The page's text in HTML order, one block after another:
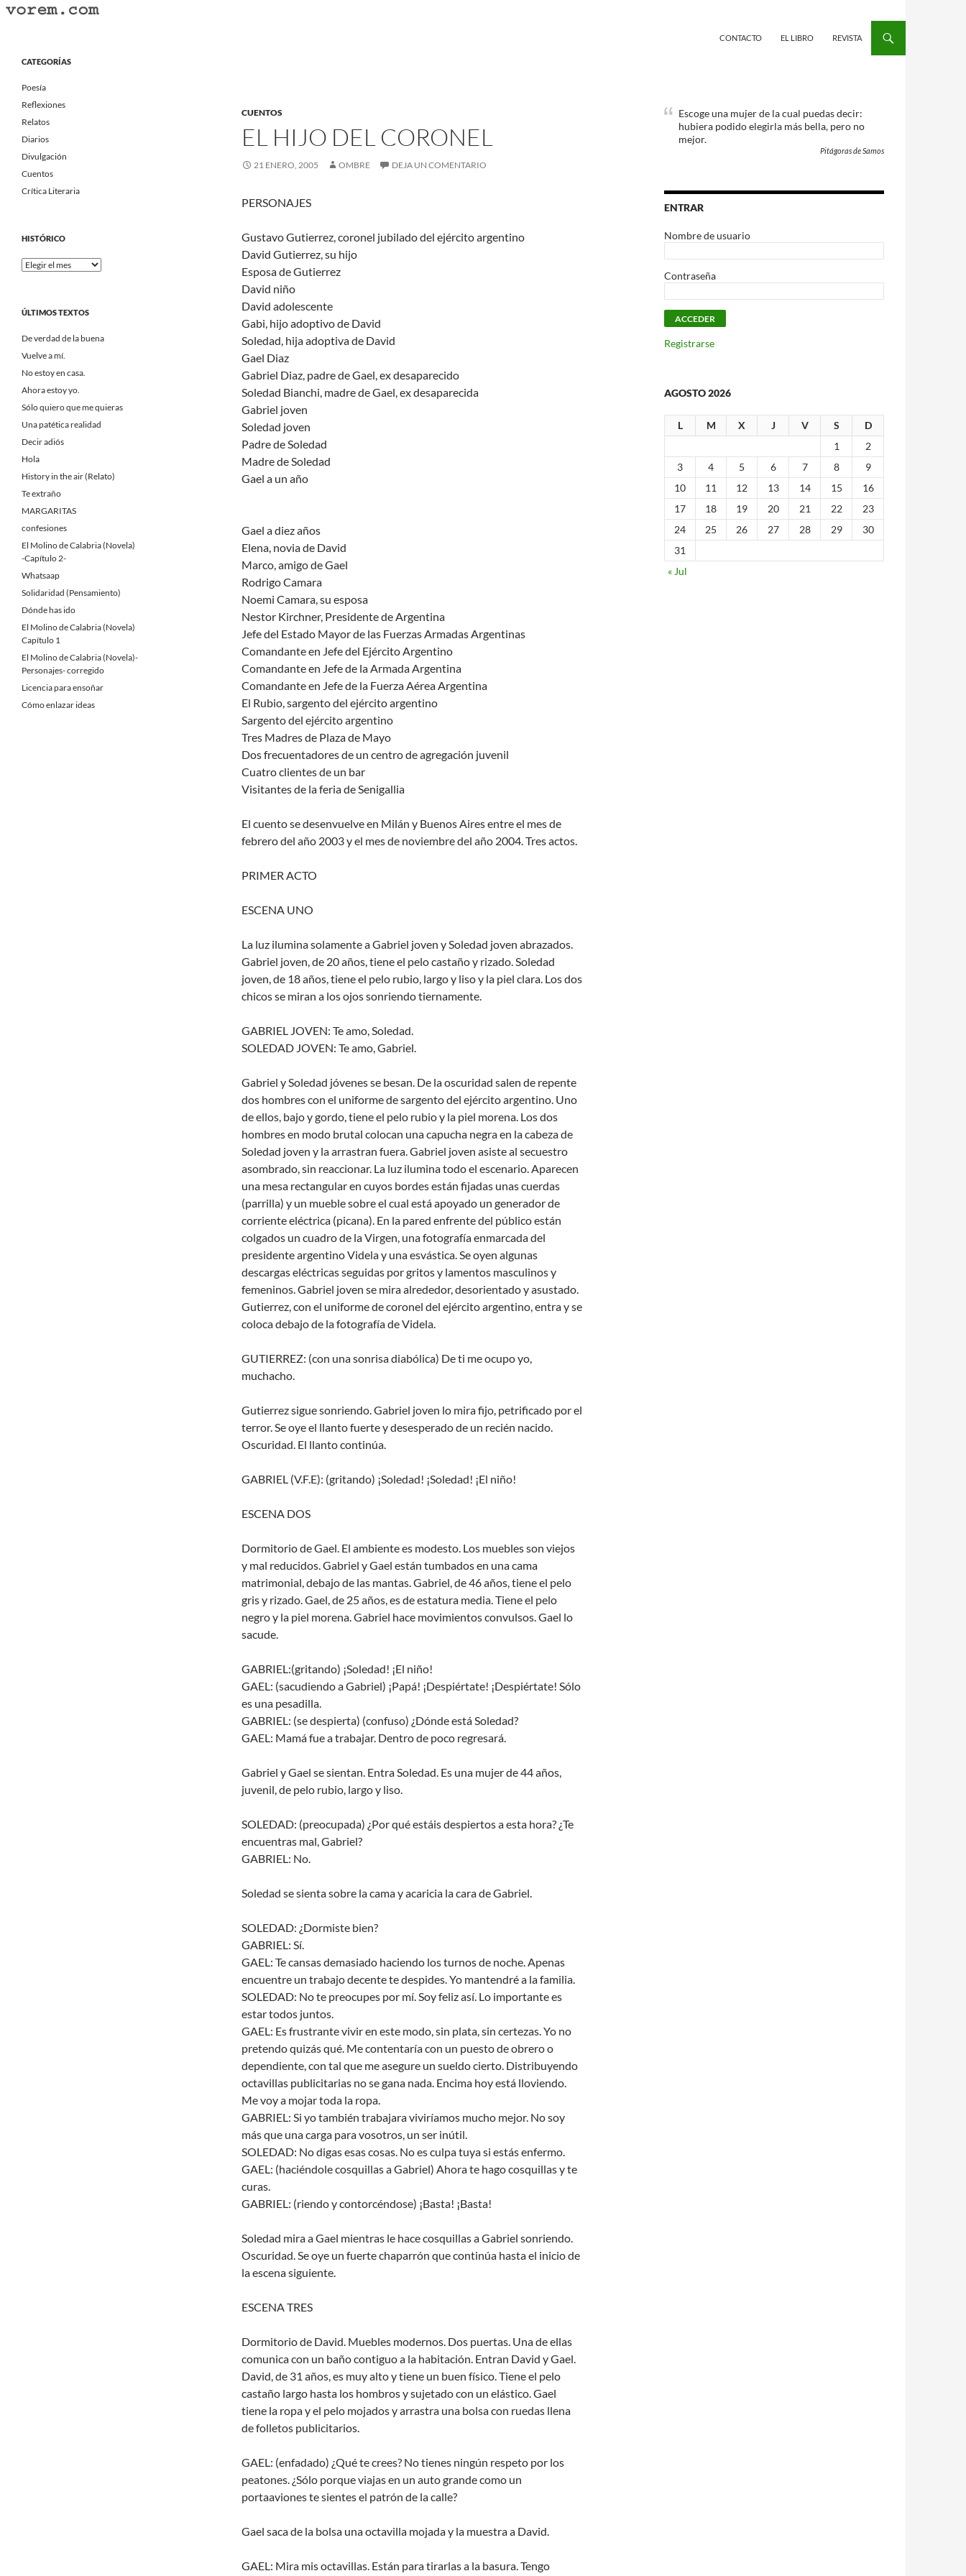
Saltar
CONTACTO EL LIBRO REVISTA
CUENTOS
EL HIJO DEL CORONEL
21 ENERO, 2005 OMBRE DEJA UN COMENTARIO
PERSONAJES
Gustavo Gutierrez, coronel jubilado del ejército argentino
David Gutierrez, su hijo
Esposa de Gutierrez
David niño
David adolescente
Gabi, hijo adoptivo de David
Soledad, hija adoptiva de David
Gael Diaz
Gabriel Diaz, padre de Gael, ex desaparecido
Soledad Bianchi, madre de Gael, ex desaparecida
Gabriel joven
Soledad joven
Padre de Soledad
Madre de Soledad
Gael a un año
Gael a diez años
Elena, novia de David
Marco, amigo de Gael
Rodrigo Camara
Noemi Camara, su esposa
Nestor Kirchner, Presidente de Argentina
Jefe del Estado Mayor de las Fuerzas Armadas Argentinas
Comandante en Jefe del Ejército Argentino
Comandante en Jefe de la Armada Argentina
Comandante en Jefe de la Fuerza Aérea Argentina
El Rubio, sargento del ejército argentino
Sargento del ejército argentino
Tres Madres de Plaza de Mayo
Dos frecuentadores de un centro de agregación juvenil
Cuatro clientes de un bar
Visitantes de la feria de Senigallia
El cuento se desenvuelve en Milán y Buenos Aires entre el mes de
febrero del año 2003 y el mes de noviembre del año 2004. Tres actos.
PRIMER ACTO
ESCENA UNO
La luz ilumina solamente a Gabriel joven y Soledad joven abrazados.
Gabriel joven, de 20 años, tiene el pelo castaño y rizado. Soledad
joven, de 18 años, tiene el pelo rubio, largo y liso y la piel clara. Los dos
chicos se miran a los ojos sonriendo tiernamente.
GABRIEL JOVEN: Te amo, Soledad.
SOLEDAD JOVEN: Te amo, Gabriel.
Gabriel y Soledad jóvenes se besan. De la oscuridad salen de repente
dos hombres con el uniforme de sargento del ejército argentino. Uno
de ellos, bajo y gordo, tiene el pelo rubio y la piel morena. Los dos
hombres en modo brutal colocan una capucha negra en la cabeza de
Soledad joven y la arrastran fuera. Gabriel joven asiste al secuestro
asombrado, sin reaccionar. La luz ilumina todo el escenario. Aparecen
una mesa rectangular en cuyos bordes están fijadas unas cuerdas
(parrilla) y un mueble sobre el cual está apoyado un generador de
corriente eléctrica (picana). En la pared enfrente del público están
colgados un cuadro de la Virgen, una fotografía enmarcada del
presidente argentino Videla y una esvástica. Se oyen algunas
descargas eléctricas seguidas por gritos y lamentos masculinos y
femeninos. Gabriel joven se mira alrededor, desorientado y asustado.
Gutierrez, con el uniforme de coronel del ejército argentino, entra y se
coloca debajo de la fotografía de Videla.
GUTIERREZ: (con una sonrisa diabólica) De ti me ocupo yo,
muchacho.
Gutierrez sigue sonriendo. Gabriel joven lo mira fijo, petrificado por el
terror. Se oye el llanto fuerte y desesperado de un recién nacido.
Oscuridad. El llanto continúa.
GABRIEL (V.F.E): (gritando) ¡Soledad! ¡Soledad! ¡El niño!
ESCENA DOS
Dormitorio de Gael. El ambiente es modesto. Los muebles son viejos
y mal reducidos. Gabriel y Gael están tumbados en una cama
matrimonial, debajo de las mantas. Gabriel, de 46 años, tiene el pelo
gris y rizado. Gael, de 25 años, es de estatura media. Tiene el pelo
negro y la piel morena. Gabriel hace movimientos convulsos. Gael lo
sacude.
GABRIEL:(gritando) ¡Soledad! ¡El niño!
GAEL: (sacudiendo a Gabriel) ¡Papá! ¡Despiértate! ¡Despiértate! Sólo
es una pesadilla.
GABRIEL: (se despierta) (confuso) ¿Dónde está Soledad?
GAEL: Mamá fue a trabajar. Dentro de poco regresará.
Gabriel y Gael se sientan. Entra Soledad. Es una mujer de 44 años,
juvenil, de pelo rubio, largo y liso.
SOLEDAD: (preocupada) ¿Por qué estáis despiertos a esta hora? ¿Te
encuentras mal, Gabriel?
GABRIEL: No.
Soledad se sienta sobre la cama y acaricia la cara de Gabriel.
SOLEDAD: ¿Dormiste bien?
GABRIEL: Sí.
GAEL: Te cansas demasiado haciendo los turnos de noche. Apenas
encuentre un trabajo decente te despides. Yo mantendré a la familia.
SOLEDAD: No te preocupes por mí. Soy feliz así. Lo importante es
estar todos juntos.
GAEL: Es frustrante vivir en este modo, sin plata, sin certezas. Yo no
pretendo quizás qué. Me contentaría con un puesto de obrero o
dependiente, con tal que me asegure un sueldo cierto. Distribuyendo
octavillas publicitarias no se gana nada. Encima hoy está lloviendo.
Me voy a mojar toda la ropa.
GABRIEL: Si yo también trabajara viviríamos mucho mejor. No soy
más que una carga para vosotros, un ser inútil.
SOLEDAD: No digas esas cosas. No es culpa tuya si estás enfermo.
GAEL: (haciéndole cosquillas a Gabriel) Ahora te hago cosquillas y te
curas.
GABRIEL: (riendo y contorcéndose) ¡Basta! ¡Basta!
Soledad mira a Gael mientras le hace cosquillas a Gabriel sonriendo.
Oscuridad. Se oye un fuerte chaparrón que continúa hasta el inicio de
la escena siguiente.
ESCENA TRES
Dormitorio de David. Muebles modernos. Dos puertas. Una de ellas
comunica con un baño contiguo a la habitación. Entran David y Gael.
David, de 31 años, es muy alto y tiene un buen físico. Tiene el pelo
castaño largo hasta los hombros y sujetado con un elástico. Gael
tiene la ropa y el pelo mojados y arrastra una bolsa con ruedas llena
de folletos publicitarios.
GAEL: (enfadado) ¿Qué te crees? No tienes ningún respeto por los
peatones. ¿Sólo porque viajas en un auto grande como un
portaaviones te sientes el patrón de la calle?
Gael saca de la bolsa una octavilla mojada y la muestra a David.
GAEL: Mira mis octavillas. Están para tirarlas a la basura. Tengo
Escoge una mujer de la cual puedas decir:
hubiera podido elegirla más bella, pero no
mejor.
Pitágoras de Samos
ENTRAR
Nombre de usuario
Contraseña
Registrarse
AGOSTO 2026
L M X J V S
D
1
2
3
4 5 6 7 8
9
10
11 12 13 14 15
16
17
18 19 20 21 22
23
24
25 26 27 28 29
30
31
« Jul
Portal Literario Independiente
CATEGORÍAS
Poesía
Reflexiones
Relatos
Diarios
Divulgación
Cuentos
Crítica Literaria
HISTÓRICO
Histórico
ÚLTIMOS TEXTOS
De verdad de la buena
Vuelve a mí.
No estoy en casa.
Ahora estoy yo.
Sólo quiero que me quieras
Una patética realidad
Decir adiós
Hola
History in the air (Relato)
Te extraño
MARGARITAS
confesiones
El Molino de Calabria (Novela)
-Capítulo 2-
Whatsaap
Solidaridad (Pensamiento)
Dónde has ido
El Molino de Calabria (Novela)
Capítulo 1
El Molino de Calabria (Novela)-
Personajes- corregido
Licencia para ensoñar
Cómo enlazar ideas